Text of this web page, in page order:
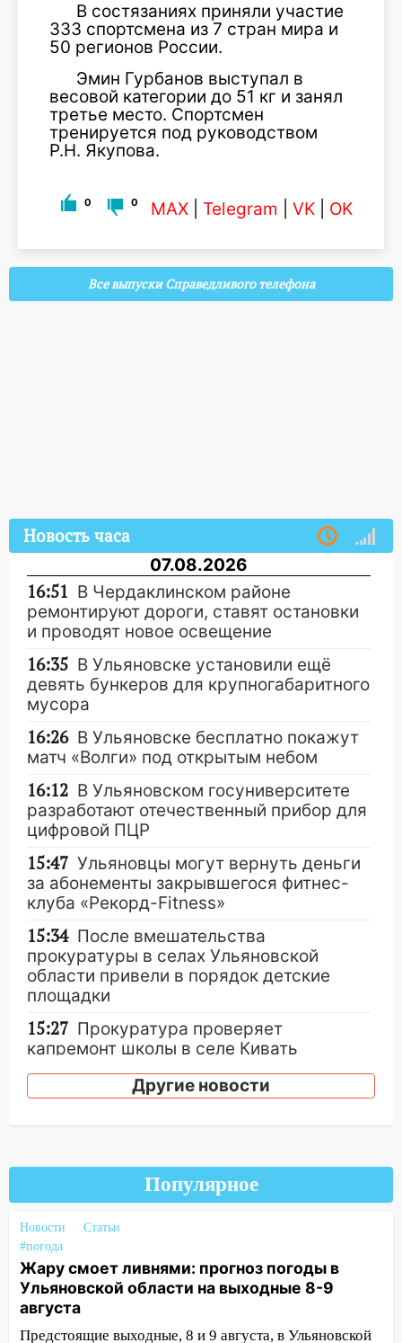
В состязаниях приняли участие
333 спортсмена из 7 стран мира и
50 регионов России.
Эмин Гурбанов выступал в
весовой категории до 51 кг и занял
третье место. Спортсмен
тренируется под руководством
Р.Н. Якупова.
0 0 MAX Telegram VK OK
Все выпуски Справедливого телефона
Новость часа
07.08.2026
16:51 В Чердаклинском районе
ремонтируют дороги, ставят остановки
и проводят новое освещение
16:35 В Ульяновске установили ещё
девять бункеров для крупногабаритного
мусора
16:26 В Ульяновске бесплатно покажут
матч «Волги» под открытым небом
16:12 В Ульяновском госуниверситете
разработают отечественный прибор для
цифровой ПЦР
15:47 Ульяновцы могут вернуть деньги
за абонементы закрывшегося фитнес-
клуба «Рекорд-Fitness»
15:34 После вмешательства
прокуратуры в селах Ульяновской
области привели в порядок детские
площадки
15:27 Прокуратура проверяет
капремонт школы в селе Кивать
15:08
В Кузоватово после прокурорской
проверки обновили разметку на
запретили остановку автомобилей на
50-метровом участке
14:22
В Новом городе 8 августа пройдет
большой фестиваль «Наше время» с
мотофристайлом и концертом
«Мураками»
14:04 Жару смоет ливнями: прогноз
Другие новости
Популярное
Новости
Статьи
#погода
Жару смоет ливнями: прогноз погоды в
Ульяновской области на выходные 8-9
августа
Предстоящие выходные, 8 и 9 августа, в Ульяновской